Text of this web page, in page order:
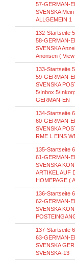
57-GERMAN-
SVENSKA
ALLGEMEIN 1
132-Startseite
58-GERMAN-
SVENSKA
Anonsen (
133-Startseite
59-GERMAN-
SVENSKA
5/Inbox 5/
GERMAN-EN
134-Startseite
60-GERMAN-
SVENSKA
RME L EINS
135-Startseite
61-GERMAN-
SVENSKA
ARTIKEL AUF
HOMEPAGE (
136-Startseite
62-GERMAN-
SVENSKA
137-Startseite
63-GERMAN-
SVENSKA
SVENSKA-13